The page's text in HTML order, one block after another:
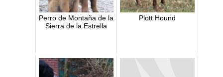
Perro de Montaña de la
Sierra de la Estrella
Plott Hound